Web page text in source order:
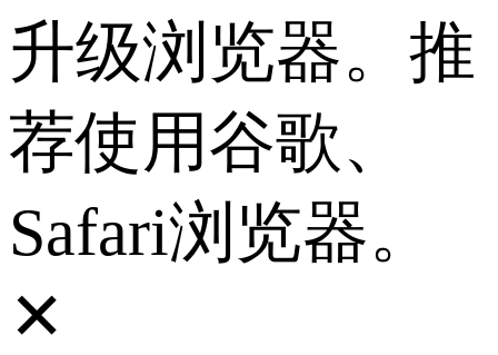
升级浏览器。推
荐使用谷歌、
Safari浏览器。
✕